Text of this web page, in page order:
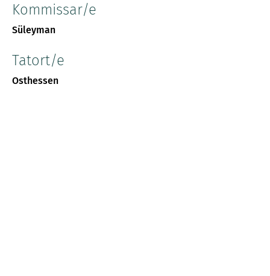
Kommissar/e
Süleyman
Tatort/e
Osthessen